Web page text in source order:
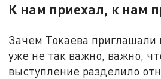
К нам приехал, к нам
Зачем Токаева
уже не так важно, важно,
выступление разделило